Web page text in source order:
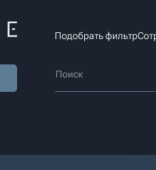
Подобрать фильтр